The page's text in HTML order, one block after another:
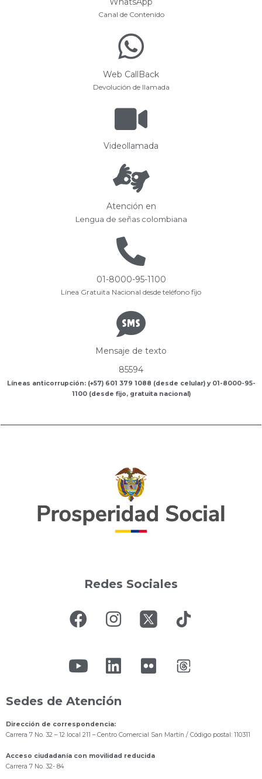
Canal de Contenido
Web CallBack
Devolución de llamada
Videollamada
Atención en
Lengua de señas colombiana
01-8000-95-1100
Línea Gratuita Nacional desde teléfono fijo
Mensaje de texto
85594
Líneas anticorrupción: (+57) 601 379 1088 (desde celular) y 01-8000-95-
1100 (desde fijo, gratuita nacional)
Redes Sociales
Sedes de Atención
Dirección de correspondencia:
Carrera 7 No. 32 – 12 local 211 – Centro Comercial San Martín / Código postal: 110311
Acceso ciudadanía con movilidad reducida
Carrera 7 No. 32- 84